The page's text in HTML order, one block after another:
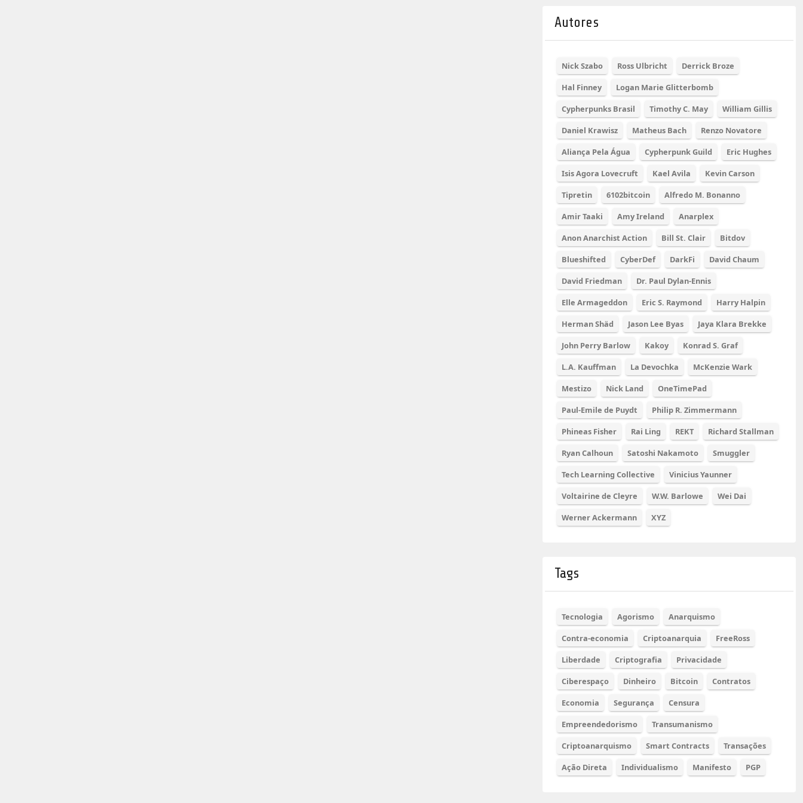
Autores
Nick Szabo Ross Ulbricht
Derrick Broze
Hal Finney
Logan Marie Glitterbomb
Cypherpunks Brasil
Timothy C. May
William Gillis
Daniel Krawisz
Matheus Bach
Renzo Novatore
Aliança Pela Água
Cypherpunk Guild
Eric Hughes
Isis Agora Lovecruft
Kael Avila
Kevin Carson
Tipretin
6102bitcoin
Alfredo M. Bonanno
Amir Taaki
Amy Ireland
Anarplex
Anon Anarchist Action
Bill St. Clair
Bitdov
Blueshifted
CyberDef DarkFi
David Chaum
David Friedman
Dr. Paul Dylan-Ennis
Elle Armageddon
Eric S. Raymond
Harry Halpin
Herman Shäd
Jason Lee Byas
Jaya Klara Brekke
John Perry Barlow
Kakoy
Konrad S. Graf
L.A. Kauffman
La Devochka
McKenzie Wark
Mestizo
Nick Land
OneTimePad
Paul-Emile de Puydt
Philip R. Zimmermann
Phineas Fisher
Rai Ling REKT
Richard Stallman
Ryan Calhoun
Satoshi Nakamoto
Smuggler
Tech Learning Collective
Vinicius Yaunner
Voltairine de Cleyre
W.W. Barlowe
Wei Dai
Werner Ackermann
XYZ
Tags
Tecnologia Agorismo
Anarquismo
Contra-economia
Criptoanarquia
FreeRoss
Liberdade
Criptografia
Privacidade
Ciberespaço
Dinheiro Bitcoin
Contratos
Economia
Segurança
Censura
Empreendedorismo
Transumanismo
Criptoanarquismo
Smart Contracts
Transações
Ação Direta
Individualismo Manifesto PGP